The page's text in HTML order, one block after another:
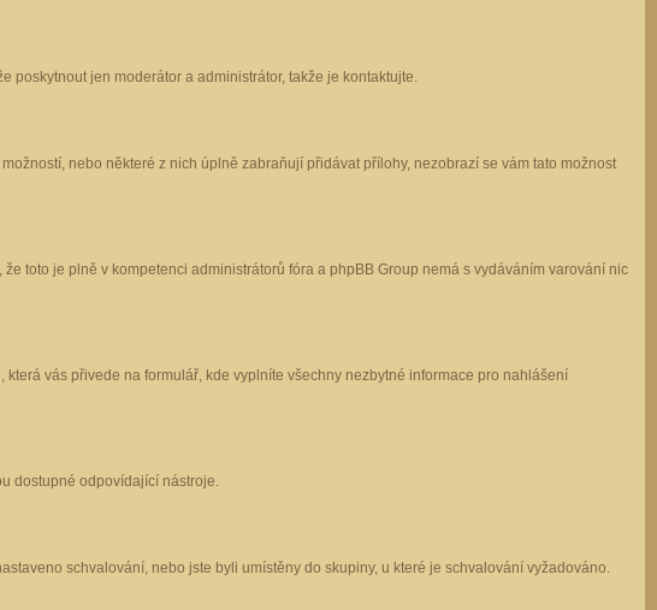
poskytnout jen moderátor a administrátor, takže je kontaktujte.
nebo některé z nich úplně zabraňují přidávat přílohy, nezobrazí se vám tato možnost
toto je plně v kompetenci administrátorů fóra a phpBB Group nemá s vydáváním varování nic
vás přivede na formulář, kde vyplníte všechny nezbytné informace pro nahlášení
dostupné odpovídající nástroje.
schvalování, nebo jste byli umístěny do skupiny, u které je schvalování vyžadováno.